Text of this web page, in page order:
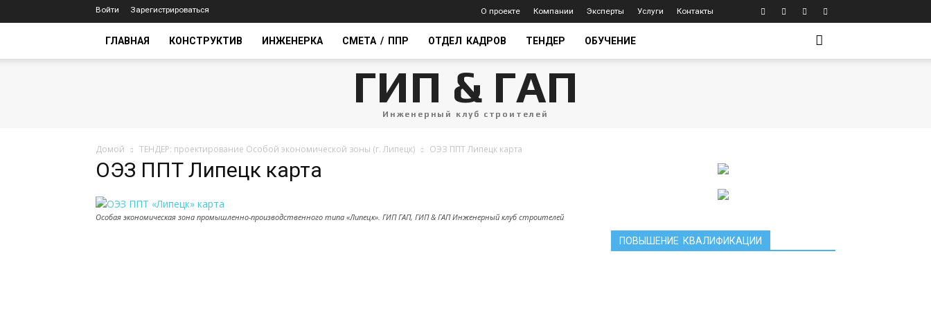
Войти Зарегистрироваться О проекте Компании Эксперты Услуги Контакты
ГЛАВНАЯ КОНСТРУКТИВ ИНЖЕНЕРКА СМЕТА / ППР ОТДЕЛ КАДРОВ ТЕНДЕР ОБУЧЕНИЕ
ГИП & ГАП
Инженерный клуб строителей
Домой ТЕНДЕР: проектирование Особой экономической зоны (г. Липецк) ОЭЗ ППТ Липецк карта
ОЭЗ ППТ Липецк карта
Особая экономическая зона промышленно-производственного типа «Липецк». ГИП ГАП, ГИП & ГАП Инженерный клуб строителей
ПОВЫШЕНИЕ КВАЛИФИКАЦИИ